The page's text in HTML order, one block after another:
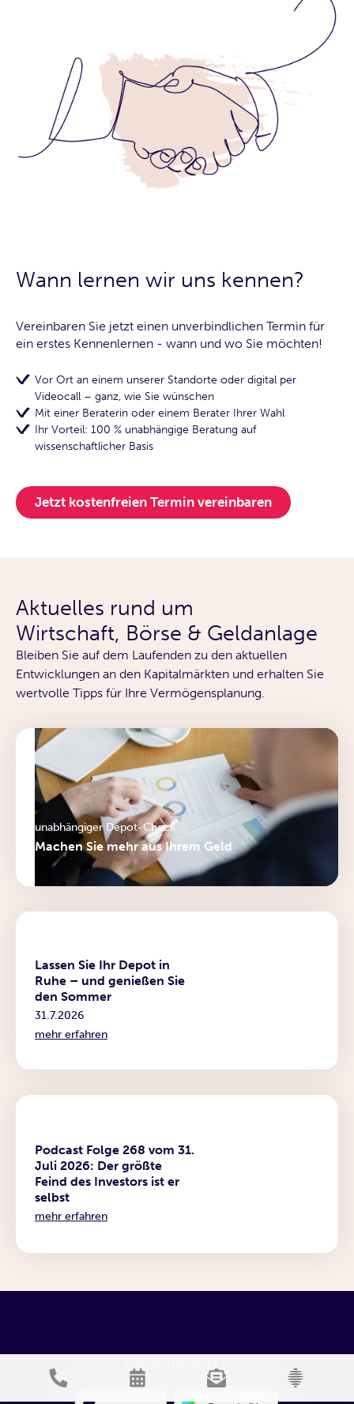
Wann lernen wir uns kennen?
Vereinbaren Sie jetzt einen unverbindlichen Termin für
ein erstes Kennenlernen - wann und wo Sie möchten!
Vor Ort an einem unserer Standorte oder digital per
Videocall – ganz, wie Sie wünschen
Mit einer Beraterin oder einem Berater Ihrer Wahl
Ihr Vorteil: 100 % unabhängige Beratung auf
wissenschaftlicher Basis
Jetzt kostenfreien Termin vereinbaren
Aktuelles rund um
Wirtschaft, Börse & Geldanlage
Bleiben Sie auf dem Laufenden zu den aktuellen
Entwicklungen an den Kapitalmärkten und erhalten Sie
wertvolle Tipps für Ihre Vermögensplanung.
Lassen Sie Ihr Depot in
Ruhe – und genießen Sie
den Sommer
31.7.2026
mehr erfahren
Podcast Folge 268 vom 31.
Juli 2026: Der größte
Feind des Investors ist er
selbst
mehr erfahren
unabhängiger Depot-Check
Machen Sie mehr aus Ihrem Geld
DIE QUIRIN APP